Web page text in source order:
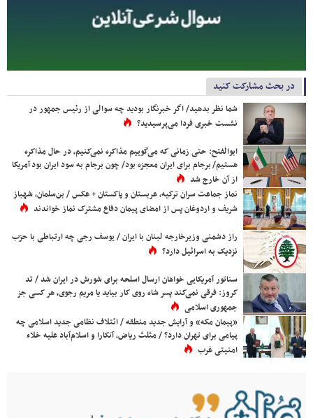
در بحث مشارکت کنید
شما نظر بدهید/ اگر خبرنگار بودید چه سوالی از رئیس جمهور در
نشست خبری فردا می‌پرسیدید؟
ابوالفتح: حتی زمانی که می‌گوییم مذاکره نمی‌کنیم، در حال مذاکره
هستیم/ برجام برای ایران معجزه بود/ چون برجام به سود ایران بود آمریکا
از آن خارج شد
نماز جماعت سران ترکیه، عربستان و پاکستان + عکس / بن‌سلمان، شهباز
شریف و اردوغان پس از امضای پیمان دفاع مشترک نماز خواندند
راز دشمنی وزیرخارجه لبنان با ایران / یوسف رجی چه ارتباطی با حزب
نزدیک به اسرائیل دارد؟
سناتور آمریکایی خواهان ارسال اسلحه برای شورش در ایران شد / تد
کروز: فرقی نمی‌کند پسر شاه روی کار بیاید یا مریم رجوی، هر کسی جز
جمهوری اسلامی
«پیمان مکه» و آرایش جدید منطقه / ائتلاف نظامی جدید اسلامی چه
پیامی برای تهران دارد؟ / مثلث ریاض، آنکارا و اسلام‌آباد علیه خلاء
امنیتی غرب